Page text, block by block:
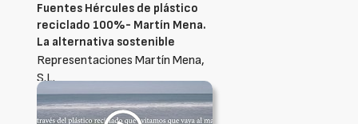
Fuentes Hércules de plástico
reciclado 100%- Martín Mena.
La alternativa sostenible
Representaciones Martín Mena,
S.L.